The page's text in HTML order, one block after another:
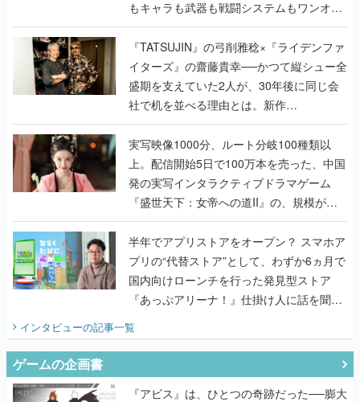
もキャラも武器も戦闘システムもワンオフ
で作り込まれた理由を両ディレクターに聞
く
『TATSUJIN』の弓削雅稔×『ライデンファ
イターズ』の齋藤貴幸──かつて縦シュー全
盛期を支えていた2人が、30年後に同じ会
社で机を並べる理由とは。新作
『TATSUJIN EXTREME』で初タッグを組
んだレジェンド2人に訊く開発秘話
実写映像1000分、ルート分岐100種類以
上。配信開始5日で100万本を売った、中国
発の実写インタラクティブドラマゲーム
『盛世天下：女帝への道II』の、規模が違
うこだわりをプロデューサーに聞いた
半年でアプリストアをオープン？ スマホア
プリの“代替ストア”として、わずか6ヵ月で
国内向けローンチを行った発見型ストア
『あっぷアリーナ！』仕掛け人に話を聞い
インタビューの記事一覧
ゲームの企画書
『アビス』は、ひとつの奇跡だった──膨大